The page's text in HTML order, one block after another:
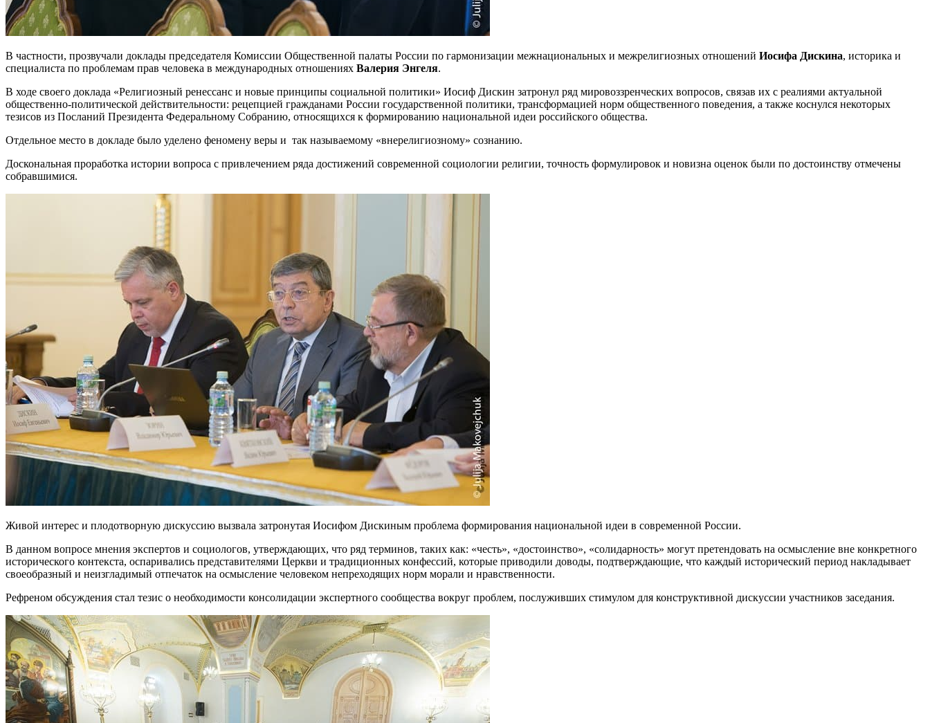
В частности, прозвучали доклады председателя Комиссии Общественной палаты России по гармонизации межнациональных и межрелигиозных отношений Иосифа Дискина, историка и
специалиста по проблемам прав человека в международных отношениях Валерия Энгеля.
В ходе своего доклада «Религиозный ренессанс и новые принципы социальной политики» Иосиф Дискин затронул ряд мировоззренческих вопросов, связав их с реалиями актуальной
общественно-политической действительности: рецепцией гражданами России государственной политики, трансформацией норм общественного поведения, а также коснулся некоторых
тезисов из Посланий Президента Федеральному Собранию, относящихся к формированию национальной идеи российского общества.
Отдельное место в докладе было уделено феномену веры и так называемому «внерелигиозному» сознанию.
Доскональная проработка истории вопроса с привлечением ряда достижений современной социологии религии, точность формулировок и новизна оценок были по достоинству отмечены
собравшимися.
Живой интерес и плодотворную дискуссию вызвала затронутая Иосифом Дискиным проблема формирования национальной идеи в современной России.
В данном вопросе мнения экспертов и социологов, утверждающих, что ряд терминов, таких как: «честь», «достоинство», «солидарность» могут претендовать на осмысление вне конкретного
исторического контекста, оспаривались представителями Церкви и традиционных конфессий, которые приводили доводы, подтверждающие, что каждый исторический период накладывает
своеобразный и неизгладимый отпечаток на осмысление человеком непреходящих норм морали и нравственности.
Рефреном обсуждения стал тезис о необходимости консолидации экспертного сообщества вокруг проблем, послуживших стимулом для конструктивной дискуссии участников заседания.